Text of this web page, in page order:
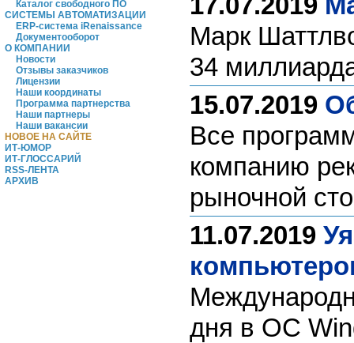
Каталог свободного ПО
СИСТЕМЫ АВТОМАТИЗАЦИИ
ERP-система iRenaissance
Документооборот
О КОМПАНИИ
Новости
Отзывы заказчиков
Лицензии
Наши координаты
Программа партнерства
Наши партнеры
Наши вакансии
НОВОЕ НА САЙТЕ
ИТ-ЮМОР
ИТ-ГЛОССАРИЙ
RSS-ЛЕНТА
АРХИВ
Марк
34
15.07.2019
Все
компанию
рыночной
11.07.2019
дня в ОС